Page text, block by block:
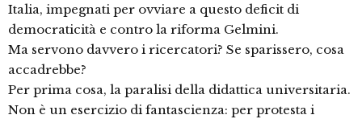
Italia, impegnati per ovviare a questo deficit di
democraticità e contro la riforma Gelmini.
Ma servono davvero i ricercatori? Se sparissero, cosa
accadrebbe?
Per prima cosa, la paralisi della didattica universitaria.
Non è un esercizio di fantascienza: per protesta i